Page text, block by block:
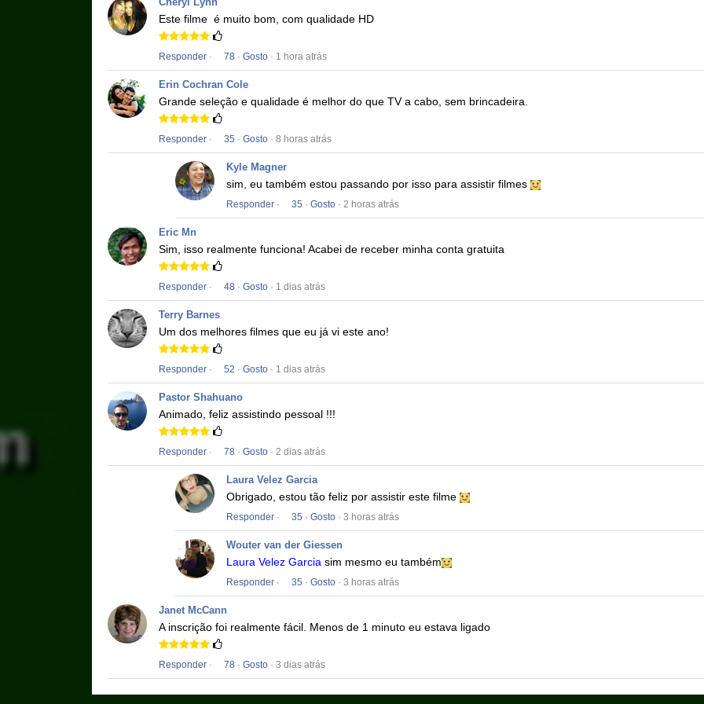
Este filme é muito bom, com qualidade HD
Responder · 78 · Gosto · 1 hora atrás
Erin Cochran Cole
Grande seleção e qualidade é melhor do que TV a cabo, sem brincadeira.
Responder · 35 · Gosto · 8 horas atrás
Kyle Magner
sim, eu também estou passando por isso para assistir filmes
Responder · 35 · Gosto · 2 horas atrás
Eric Mn
Sim, isso realmente funciona! Acabei de receber minha conta gratuita
Responder · 48 · Gosto · 1 dias atrás
Terry Barnes
Um dos melhores filmes que eu já vi este ano!
Responder · 52 · Gosto · 1 dias atrás
Pastor Shahuano
Animado, feliz assistindo pessoal !!!
Responder · 78 · Gosto · 2 dias atrás
Laura Velez Garcia
Obrigado, estou tão feliz por assistir este filme
Responder · 35 · Gosto · 3 horas atrás
Wouter van der Giessen
Laura Velez Garcia sim mesmo eu também
Responder · 35 · Gosto · 3 horas atrás
Janet McCann
A inscrição foi realmente fácil. Menos de 1 minuto eu estava ligado
Responder · 78 · Gosto · 3 dias atrás